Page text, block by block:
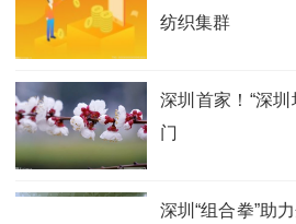
纺织集群
深圳首家！“深
门
深圳“组合拳”助